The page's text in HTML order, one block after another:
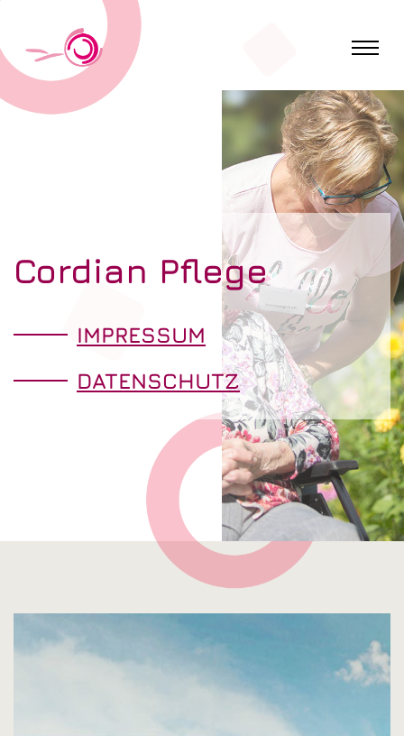
Cordian Pflege
IMPRESSUM
DATENSCHUTZ